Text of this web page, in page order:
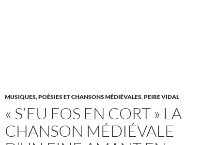
MUSIQUES, POÉSIES ET CHANSONS MÉDIÉVALES,PEIRE VIDAL
« S’EU FOS EN CORT » LA
CHANSON MÉDIÉVALE